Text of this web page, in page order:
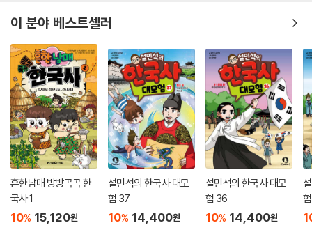
이 분야 베스트셀러
흔한남매 방방곡곡 한
국사 1
10% 15,120원
설민석의 한국사 대모
험 37
10% 14,400원
설민석의 한국사 대모
험 36
10% 14,400원